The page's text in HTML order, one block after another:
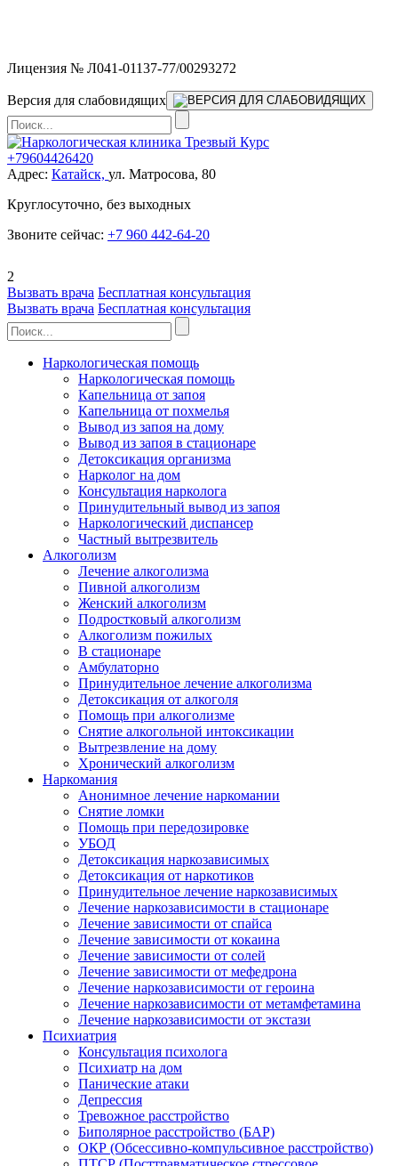
Лицензия № Л041-01137-77/00293272
Версия для слабовидящих
+79604426420
Адрес: Катайск, ул. Матросова, 80
Круглосуточно, без выходных
Звоните сейчас: +7 960 442-64-20
2
Вызвать врача Бесплатная консультация
Вызвать врача Бесплатная консультация
Наркологическая помощь
Наркологическая помощь
Капельница от запоя
Капельница от похмелья
Вывод из запоя на дому
Вывод из запоя в стационаре
Детоксикация организма
Нарколог на дом
Консультация нарколога
Принудительный вывод из запоя
Наркологический диспансер
Частный вытрезвитель
Алкоголизм
Лечение алкоголизма
Пивной алкоголизм
Женский алкоголизм
Подростковый алкоголизм
Алкоголизм пожилых
В стационаре
Амбулаторно
Принудительное лечение алкоголизма
Детоксикация от алкоголя
Помощь при алкоголизме
Снятие алкогольной интоксикации
Вытрезвление на дому
Хронический алкоголизм
Наркомания
Анонимное лечение наркомании
Снятие ломки
Помощь при передозировке
УБОД
Детоксикация наркозависимых
Детоксикация от наркотиков
Принудительное лечение наркозависимых
Лечение наркозависимости в стационаре
Лечение зависимости от спайса
Лечение зависимости от кокаина
Лечение зависимости от солей
Лечение зависимости от мефедрона
Лечение наркозависимости от героина
Лечение наркозависимости от метамфетамина
Лечение наркозависимости от экстази
Психиатрия
Консультация психолога
Психиатр на дом
Панические атаки
Депрессия
Тревожное расстройство
Биполярное расстройство (БАР)
ОКР (Обсессивно-компульсивное расстройство)